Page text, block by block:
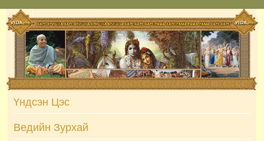
Skip
to
content
Үндсэн Цэс
Ведийн Зурхай